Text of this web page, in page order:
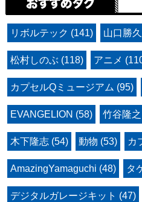
リボルテック (141) 山口勝
松村しのぶ (118) アニメ
カプセルQミュージアム (95)
EVANGELION (58) 竹谷隆
木下隆志 (54) 動物 (53) カ
AmazingYamaguchi (48) タ
デジタルガレージキット (47)